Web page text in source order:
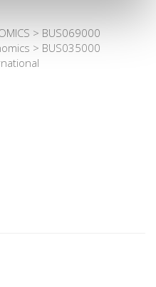
> BUS069000
> BUS035000